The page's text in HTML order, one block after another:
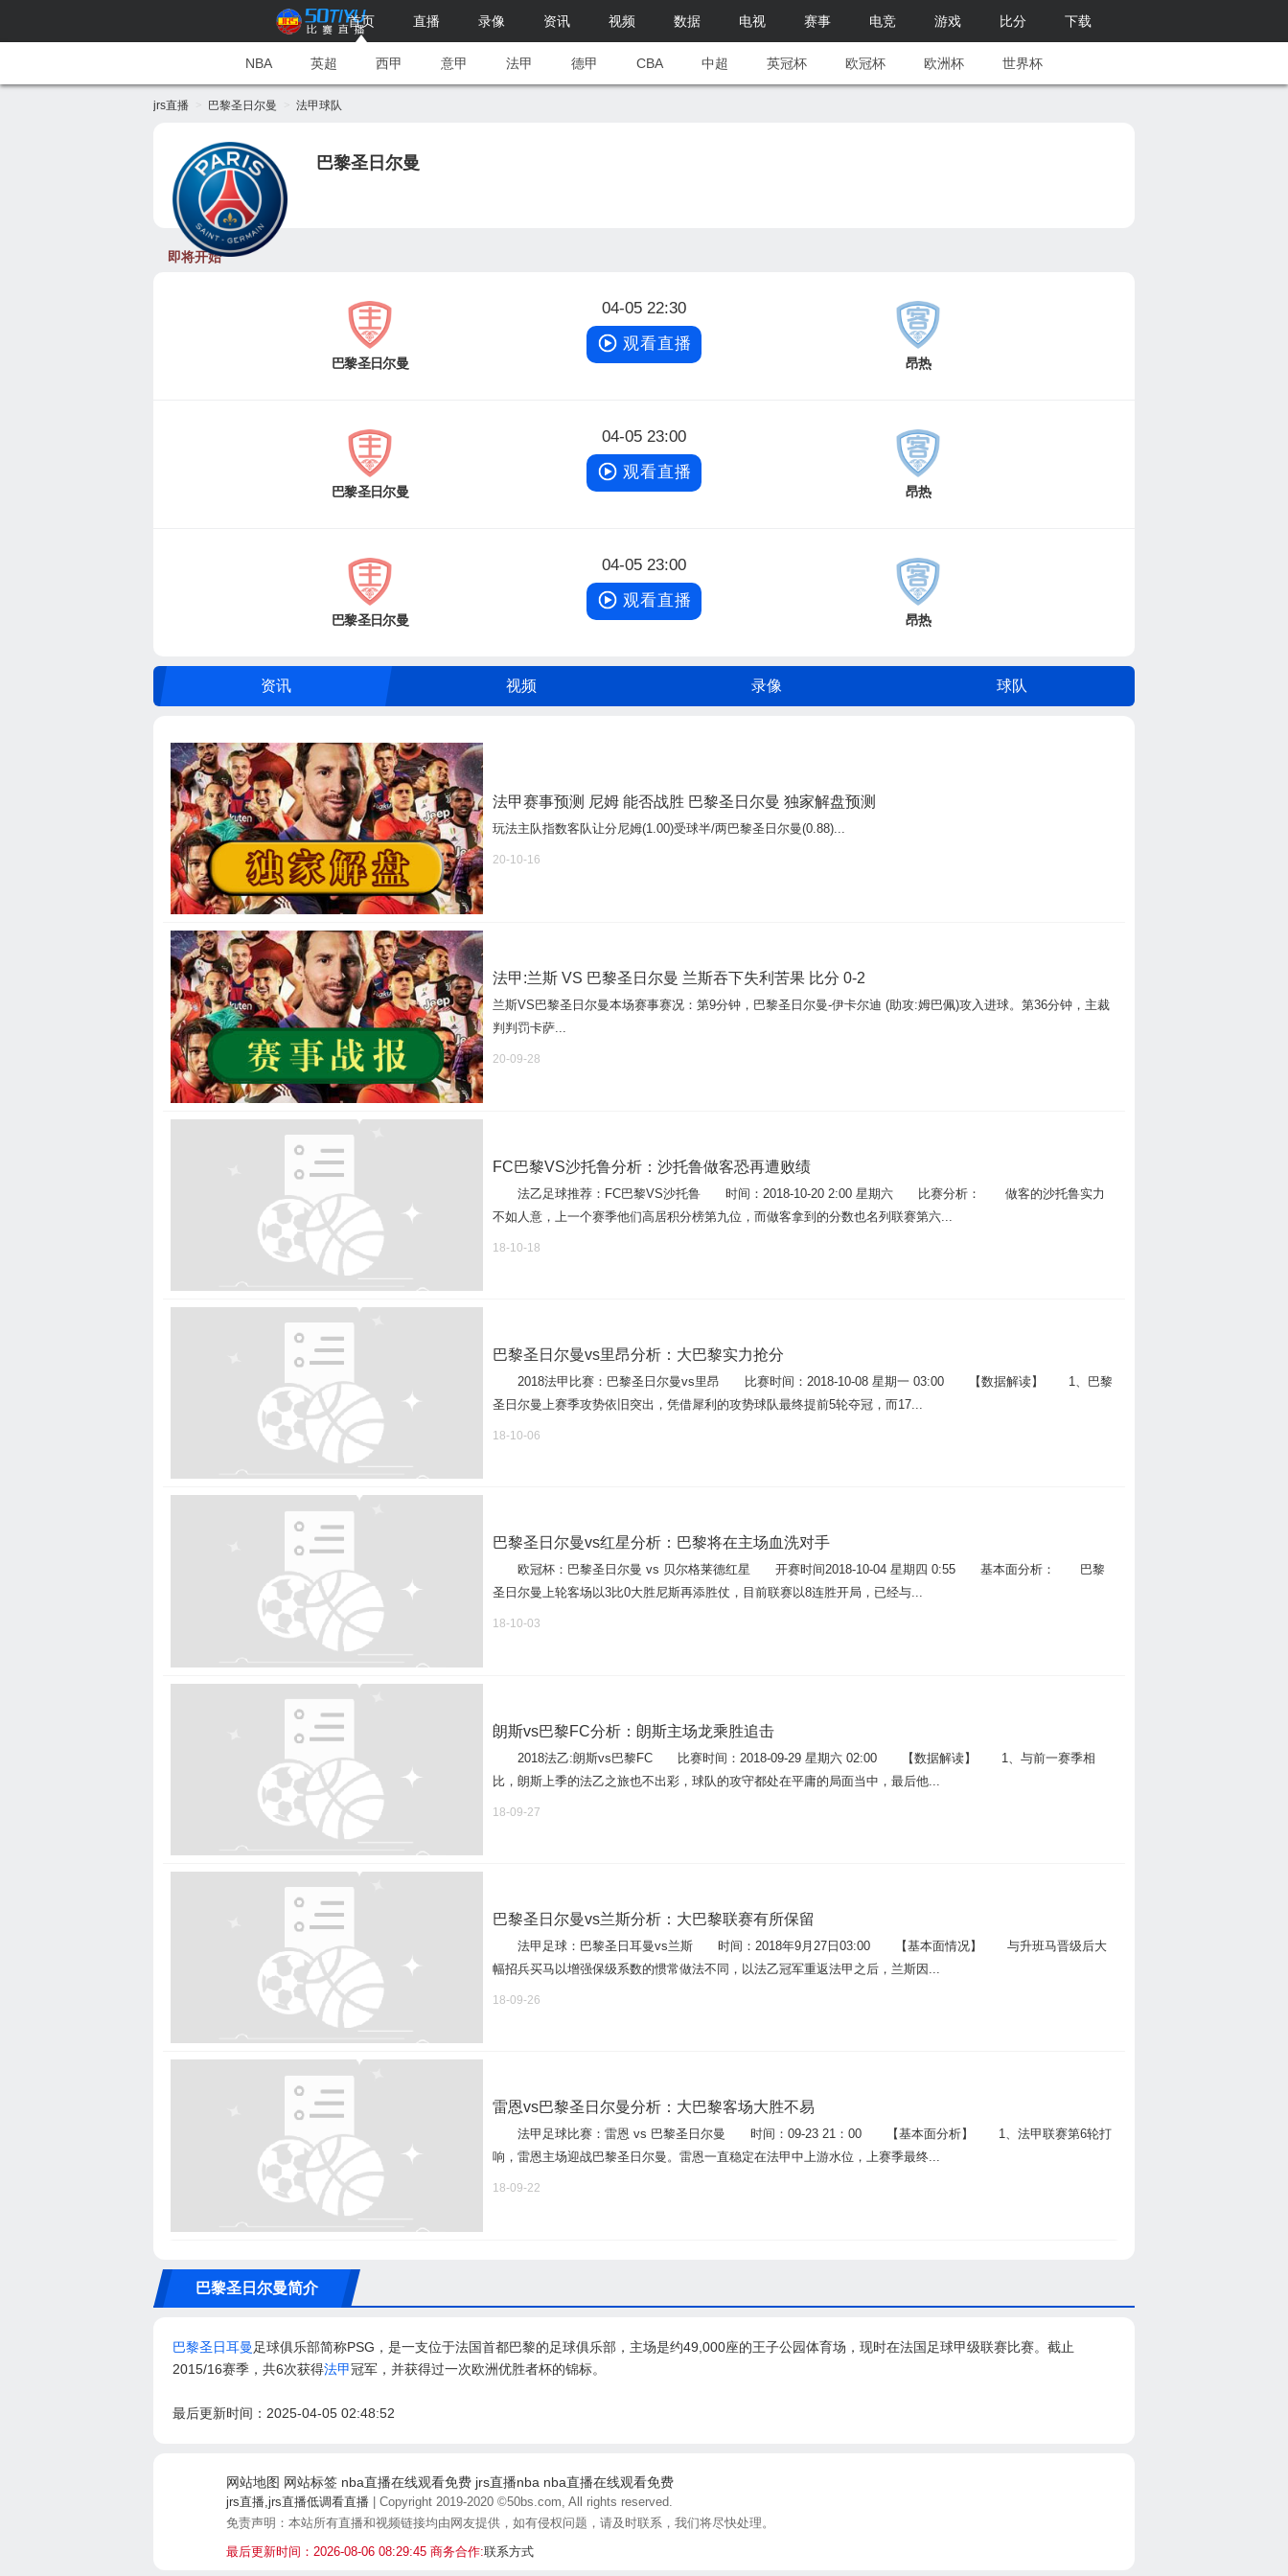
首页 直播 录像 资讯 视频 数据 电视 赛事 电竞 游戏 比分 下载
NBA 英超 西甲 意甲 法甲 德甲 CBA 中超 英冠杯 欧冠杯 欧洲杯 世界杯
jrs直播 巴黎圣日尔曼 法甲球队
巴黎圣日尔曼
即将开始
巴黎圣日尔曼
04-05 22:30
观看直播
昂热
巴黎圣日尔曼
04-05 23:00
观看直播
昂热
巴黎圣日尔曼
04-05 23:00
观看直播
昂热
资讯 视频 录像 球队
法甲赛事预测 尼姆 能否战胜 巴黎圣日尔曼 独家解盘预测
玩法主队指数客队让分尼姆(1.00)受球半/两巴黎圣日尔曼(0.88)...
20-10-16
法甲:兰斯 VS 巴黎圣日尔曼 兰斯吞下失利苦果 比分 0-2
兰斯VS巴黎圣日尔曼本场赛事赛况：第9分钟，巴黎圣日尔曼-伊卡尔迪 (助攻:姆巴佩)攻入进球。第36分钟，主裁
判判罚卡萨...
20-09-28
FC巴黎VS沙托鲁分析：沙托鲁做客恐再遭败绩
法乙足球推荐：FC巴黎VS沙托鲁 时间：2018-10-20 2:00 星期六 比赛分析： 做客的沙托鲁实力
不如人意，上一个赛季他们高居积分榜第九位，而做客拿到的分数也名列联赛第六...
18-10-18
巴黎圣日尔曼vs里昂分析：大巴黎实力抢分
2018法甲比赛：巴黎圣日尔曼vs里昂 比赛时间：2018-10-08 星期一 03:00 【数据解读】 1、巴黎
圣日尔曼上赛季攻势依旧突出，凭借犀利的攻势球队最终提前5轮夺冠，而17...
18-10-06
巴黎圣日尔曼vs红星分析：巴黎将在主场血洗对手
欧冠杯：巴黎圣日尔曼 vs 贝尔格莱德红星 开赛时间2018-10-04 星期四 0:55 基本面分析： 巴黎
圣日尔曼上轮客场以3比0大胜尼斯再添胜仗，目前联赛以8连胜开局，已经与...
18-10-03
朗斯vs巴黎FC分析：朗斯主场龙乘胜追击
2018法乙:朗斯vs巴黎FC 比赛时间：2018-09-29 星期六 02:00 【数据解读】 1、与前一赛季相
比，朗斯上季的法乙之旅也不出彩，球队的攻守都处在平庸的局面当中，最后他...
18-09-27
巴黎圣日尔曼vs兰斯分析：大巴黎联赛有所保留
法甲足球：巴黎圣日耳曼vs兰斯 时间：2018年9月27日03:00 【基本面情况】 与升班马晋级后大
幅招兵买马以增强保级系数的惯常做法不同，以法乙冠军重返法甲之后，兰斯因...
18-09-26
雷恩vs巴黎圣日尔曼分析：大巴黎客场大胜不易
法甲足球比赛：雷恩 vs 巴黎圣日尔曼 时间：09-23 21：00 【基本面分析】 1、法甲联赛第6轮打
响，雷恩主场迎战巴黎圣日尔曼。雷恩一直稳定在法甲中上游水位，上赛季最终...
18-09-22
巴黎圣日尔曼简介
巴黎圣日耳曼 足球俱乐部简称PSG，是一支位于法国首都巴黎的足球俱乐部，主场是约49,000座的王子公园体育场，现时在法国足球甲级联赛比赛。截止
2015/16赛季，共6次获得法甲冠军，并获得过一次欧洲优胜者杯的锦标。
最后更新时间：2025-04-05 02:48:52
网站地图 网站标签 nba直播在线观看免费 jrs直播nba nba直播在线观看免费
jrs直播,jrs直播低调看直播 | Copyright 2019-2020 ©50bs.com, All rights reserved.
免责声明：本站所有直播和视频链接均由网友提供，如有侵权问题，请及时联系，我们将尽快处理。
最后更新时间：2026-08-06 08:29:45 商务合作:联系方式